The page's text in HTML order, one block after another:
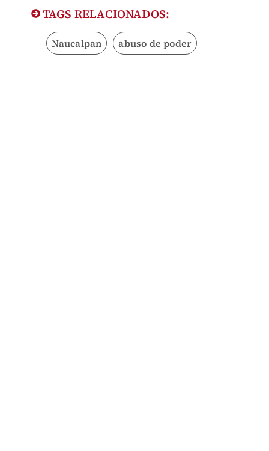
TAGS RELACIONADOS:
Naucalpan abuso de poder